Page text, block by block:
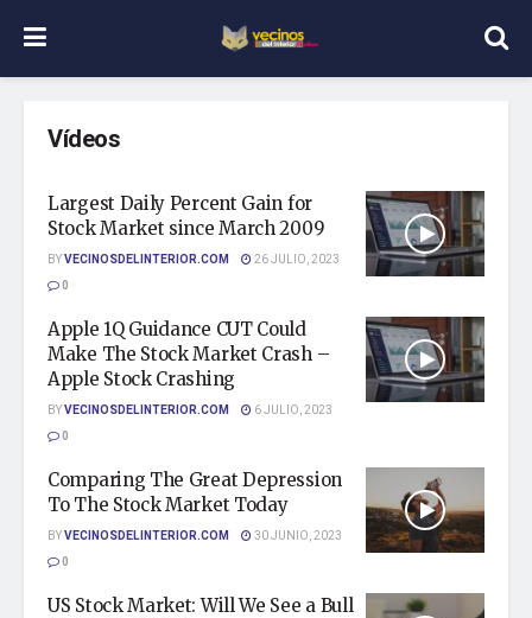
Vídeos
Largest Daily Percent Gain for
Stock Market since March 2009
BYVECINOSDELINTERIOR.COM
26 JULIO, 2023
0
Apple 1Q Guidance CUT Could
Make The Stock Market Crash –
Apple Stock Crashing
BYVECINOSDELINTERIOR.COM
6 JULIO, 2023
0
Comparing The Great Depression
To The Stock Market Today
BYVECINOSDELINTERIOR.COM
30 JUNIO, 2023
0
US Stock Market: Will We See a Bull